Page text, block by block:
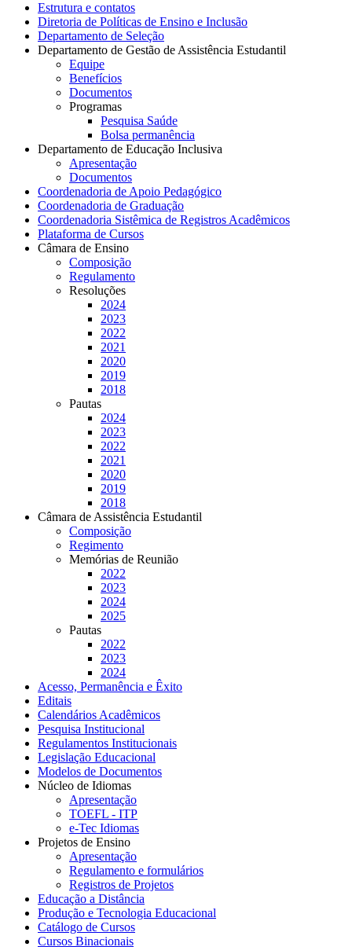
Estrutura e contatos
Diretoria de Políticas de Ensino e Inclusão
Departamento de Seleção
Departamento de Gestão de Assistência Estudantil
Equipe
Benefícios
Documentos
Programas
Pesquisa Saúde
Bolsa permanência
Departamento de Educação Inclusiva
Apresentação
Documentos
Coordenadoria de Apoio Pedagógico
Coordenadoria de Graduação
Coordenadoria Sistêmica de Registros Acadêmicos
Plataforma de Cursos
Câmara de Ensino
Composição
Regulamento
Resoluções
2024
2023
2022
2021
2020
2019
2018
Pautas
2024
2023
2022
2021
2020
2019
2018
Câmara de Assistência Estudantil
Composição
Regimento
Memórias de Reunião
2022
2023
2024
2025
Pautas
2022
2023
2024
Acesso, Permanência e Êxito
Editais
Calendários Acadêmicos
Pesquisa Institucional
Regulamentos Institucionais
Legislação Educacional
Modelos de Documentos
Núcleo de Idiomas
Apresentação
TOEFL - ITP
e-Tec Idiomas
Projetos de Ensino
Apresentação
Regulamento e formulários
Registros de Projetos
Educação a Distância
Produção e Tecnologia Educacional
Catálogo de Cursos
Cursos Binacionais